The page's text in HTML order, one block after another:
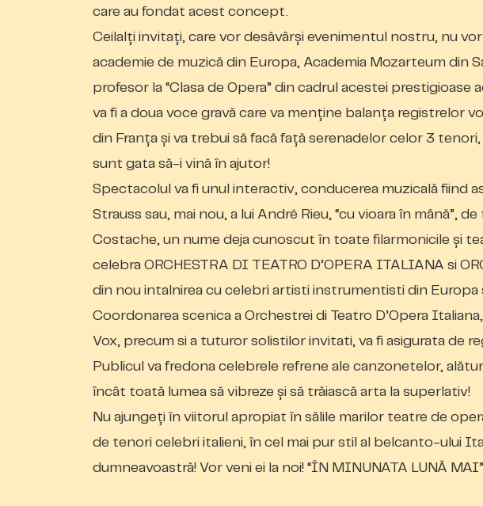
care au fondat acest concept.
Ceilalți invitați, care vor desăvârși evenimentul nostru, nu vor
academie de muzică din Europa, Academia Mozarteum din
profesor la “Clasa de Opera” din cadrul acestei prestigioase
va fi a doua voce gravă care va menține balanța registrelor
din Franța și va trebui să facă față serenadelor celor 3 tenori,
sunt gata să-i vină în ajutor!
Spectacolul va fi unul interactiv, conducerea muzicală fiind
Strauss sau, mai nou, a lui André Rieu, “cu vioara în mână”,
Costache, un nume deja cunoscut în toate filarmonicile și
celebra ORCHESTRA DI TEATRO D’OPERA ITALIANA si
din nou intalnirea cu celebri artisti instrumentisti din Europa
Coordonarea scenica a Orchestrei di Teatro D’Opera
Vox, precum si a tuturor solistilor invitati, va fi asigurata de
Publicul va fredona celebrele refrene ale canzonetelor,
încât toată lumea să vibreze și să trăiască arta la superlativ!
Nu ajungeți în viitorul apropiat în sălile marilor teatre de
de tenori celebri italieni, în cel mai pur stil al belcanto-ului
dumneavoastră! Vor veni ei la noi! “ÎN MINUNATA LUNĂ